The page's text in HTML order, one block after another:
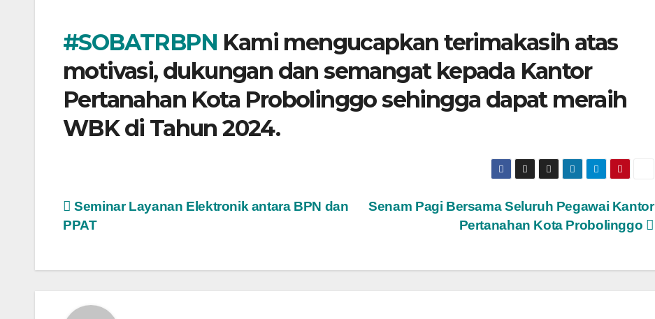
#SOBATRBPN Kami mengucapkan terimakasih atas
motivasi, dukungan dan semangat kepada Kantor
Pertanahan Kota Probolinggo sehingga dapat meraih
WBK di Tahun 2024.
Post
Senam Pagi Bersama Seluruh Pegawai Kantor
Pertanahan Kota Probolinggo
Seminar Layanan Elektronik antara BPN dan
PPAT